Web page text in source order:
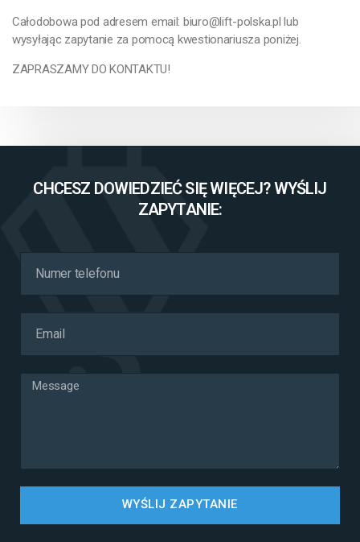
Całodobowa pod adresem email: biuro@lift-polska.pl lub
wysyłając zapytanie za pomocą kwestionariusza poniżej.
ZAPRASZAMY DO KONTAKTU!
CHCESZ DOWIEDZIEĆ SIĘ WIĘCEJ? WYŚLIJ
ZAPYTANIE:
WYŚLIJ ZAPYTANIE